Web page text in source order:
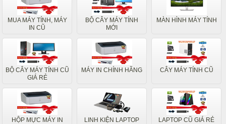
MUA MÁY TÍNH, MÁY
IN CŨ
BỘ CÂY MÁY TÍNH
MỚI
MÀN HÌNH MÁY TÍNH
BỘ CÂY MÁY TÍNH CŨ
GIÁ RẺ
MÁY IN CHÍNH HÃNG CÂY MÁY TÍNH CŨ
HỘP MỰC MÁY IN LINH KIỆN LAPTOP LAPTOP CŨ GIÁ RẺ